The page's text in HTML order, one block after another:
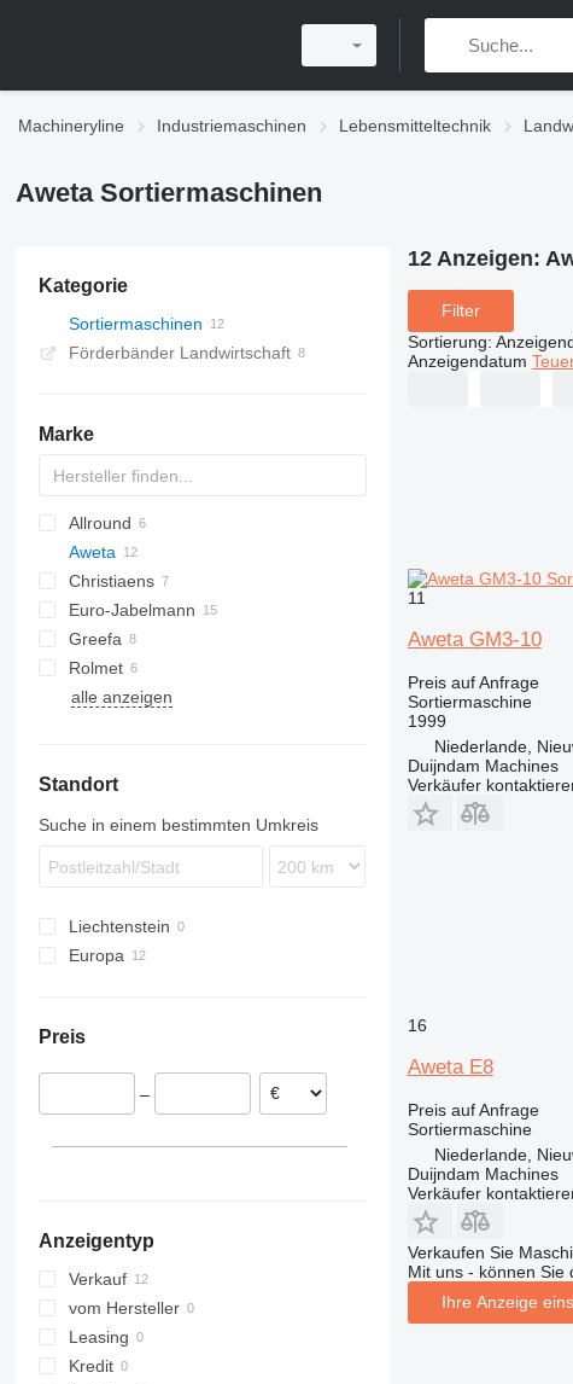
Machineryline Industriemaschinen Lebensmitteltechnik
Aweta Sortiermaschinen
Kategorie
Sortiermaschinen
Förderbänder Landwirtschaft
Marke
Allround
Aweta
E-series
E8
G-series
G3
KG
KG3
Christiaens
Euro-Jabelmann
Greefa
RH
Rolmet
alle anzeigen
Standort
Suche in einem bestimmten Umkreis
Liechtenstein
Europa
Preis
–
Anzeigentyp
Verkauf
vom Hersteller
Leasing
Kredit
12 Anzeigen:
Filter
Sortierung:
Anzeigendatum
11
Aweta GM3-10
Preis auf Anfrage
Sortiermaschine
1999
Niederlande,
Duijndam Machines
Verkäufer
16
Aweta E8
Preis auf Anfrage
Sortiermaschine
Niederlande,
Duijndam Machines
Verkäufer
Verkaufen Sie
Mit uns - können Sie
Ihre Anzeige